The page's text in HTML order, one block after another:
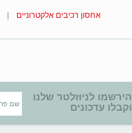
אחסון רכיבים אלקטרוניים
הירשמו לניוזלטר שלנו
וקבלו עדכונים